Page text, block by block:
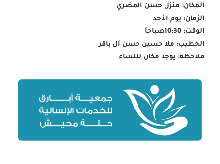
المكان: منزل حسن المضري
الزمان: يوم الأحد
الوقت: 10:30صباحاً
الخطيب: ملا حسين حسن آل باقر
ملاحظة: يوجد مكان للنساء